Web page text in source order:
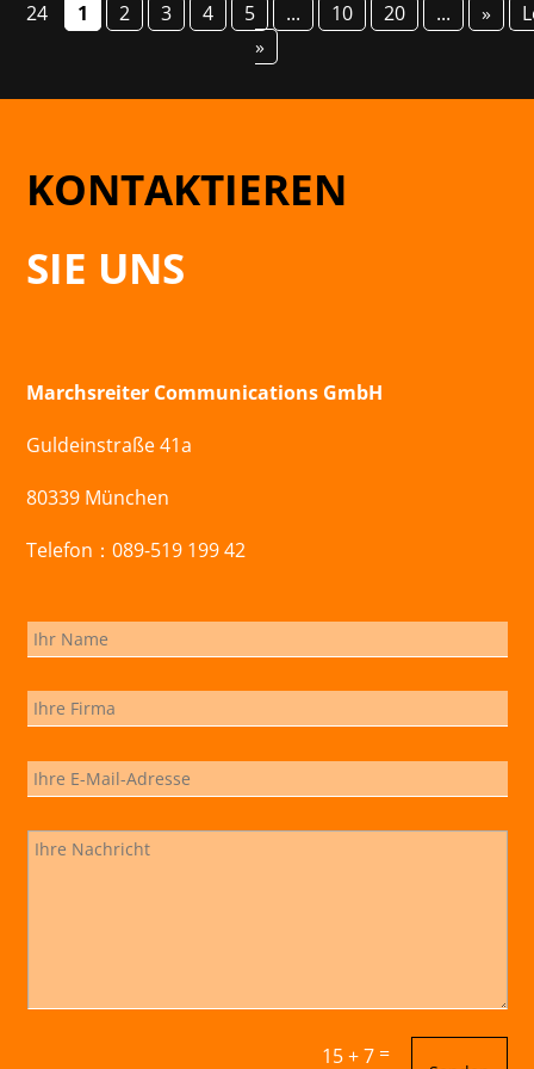
24
1 2 3 4 5 ... 10 20 ... »
»
KONTAKTIEREN
SIE UNS
Marchsreiter Communications GmbH
Guldeinstraße 41a
80339 München
Telefon：089-519 199 42
15 + 7=